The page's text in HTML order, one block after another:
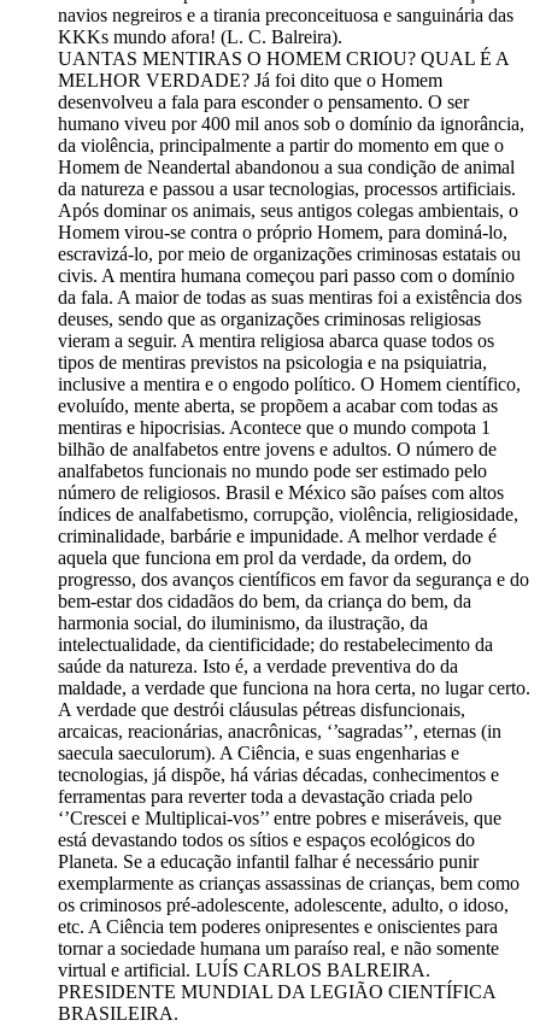
navios negreiros e a tirania preconceituosa e sanguinária das
KKKs mundo afora! (L. C. Balreira).
UANTAS MENTIRAS O HOMEM CRIOU? QUAL É A
MELHOR VERDADE? Já foi dito que o Homem
desenvolveu a fala para esconder o pensamento. O ser
humano viveu por 400 mil anos sob o domínio da ignorância,
da violência, principalmente a partir do momento em que o
Homem de Neandertal abandonou a sua condição de animal
da natureza e passou a usar tecnologias, processos artificiais.
Após dominar os animais, seus antigos colegas ambientais, o
Homem virou-se contra o próprio Homem, para dominá-lo,
escravizá-lo, por meio de organizações criminosas estatais ou
civis. A mentira humana começou pari passo com o domínio
da fala. A maior de todas as suas mentiras foi a existência dos
deuses, sendo que as organizações criminosas religiosas
vieram a seguir. A mentira religiosa abarca quase todos os
tipos de mentiras previstos na psicologia e na psiquiatria,
inclusive a mentira e o engodo político. O Homem científico,
evoluído, mente aberta, se propõem a acabar com todas as
mentiras e hipocrisias. Acontece que o mundo compota 1
bilhão de analfabetos entre jovens e adultos. O número de
analfabetos funcionais no mundo pode ser estimado pelo
número de religiosos. Brasil e México são países com altos
índices de analfabetismo, corrupção, violência, religiosidade,
criminalidade, barbárie e impunidade. A melhor verdade é
aquela que funciona em prol da verdade, da ordem, do
progresso, dos avanços científicos em favor da segurança e do
bem-estar dos cidadãos do bem, da criança do bem, da
harmonia social, do iluminismo, da ilustração, da
intelectualidade, da cientificidade; do restabelecimento da
saúde da natureza. Isto é, a verdade preventiva do da
maldade, a verdade que funciona na hora certa, no lugar certo.
A verdade que destrói cláusulas pétreas disfuncionais,
arcaicas, reacionárias, anacrônicas, ‘’sagradas’’, eternas (in
saecula saeculorum). A Ciência, e suas engenharias e
tecnologias, já dispõe, há várias décadas, conhecimentos e
ferramentas para reverter toda a devastação criada pelo
‘’Crescei e Multiplicai-vos’’ entre pobres e miseráveis, que
está devastando todos os sítios e espaços ecológicos do
Planeta. Se a educação infantil falhar é necessário punir
exemplarmente as crianças assassinas de crianças, bem como
os criminosos pré-adolescente, adolescente, adulto, o idoso,
etc. A Ciência tem poderes onipresentes e oniscientes para
tornar a sociedade humana um paraíso real, e não somente
virtual e artificial. LUÍS CARLOS BALREIRA.
PRESIDENTE MUNDIAL DA LEGIÃO CIENTÍFICA
BRASILEIRA.